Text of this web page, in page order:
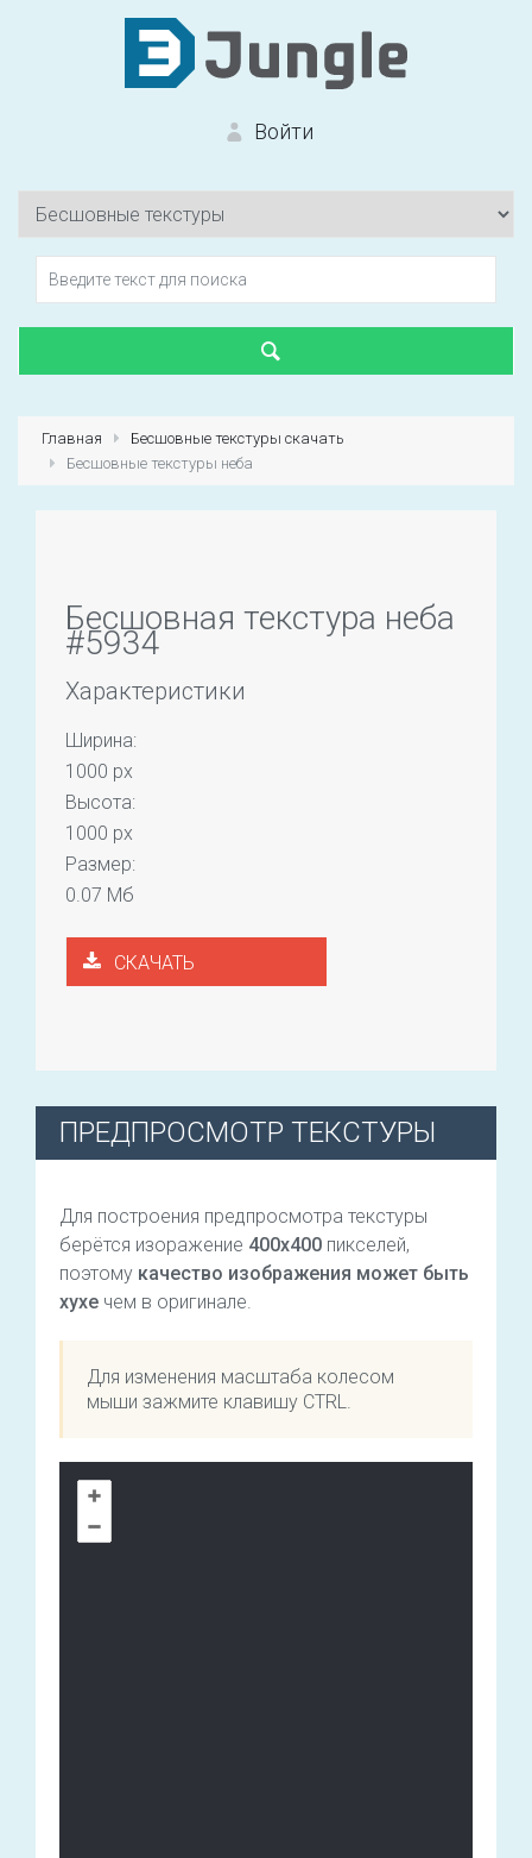
Войти
Вход на сайт
Первый раз?
Главная
Бесшовные текстуры скачать
Бесшовные текстуры неба
Бесшовная текстура неба
#5934
Характеристики
Ширина:
1000 px
Высота:
1000 px
Размер:
0.07 Мб
СКАЧАТЬ
ПРЕДПРОСМОТР ТЕКСТУРЫ
Для построения предпросмотра текстуры
берётся изоражение 400х400 пикселей,
поэтому качество изображения может быть
хухе чем в оригинале.
Для изменения масштаба колесом
мыши зажмите клавишу CTRL.